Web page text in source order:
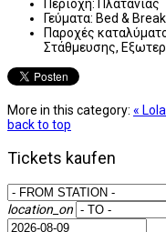
Περιοχή: Πλατανιάς
Γεύματα: Bed &
Παροχές
Στάθμευσης,
More in this category: «
back to top
Tickets kaufen
location_on